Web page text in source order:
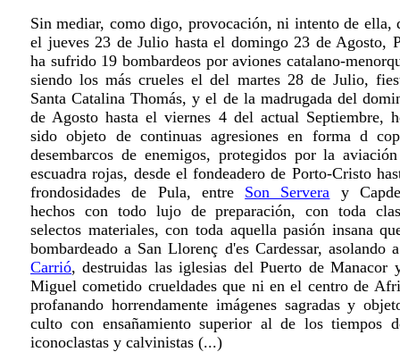
Sin mediar, como digo, provocación, ni intento de ella,
el jueves 23 de Julio hasta el domingo 23 de Agosto,
ha sufrido 19 bombardeos por aviones catalano-
siendo los más crueles el del martes 28 de Julio,
Santa Catalina Thomás, y el de la madrugada del
de Agosto hasta el viernes 4 del actual Septiembre,
sido objeto de continuas agresiones en forma d
desembarcos de enemigos, protegidos por la
escuadra rojas, desde el fondeadero de Porto-Cristo
frondosidades de Pula, entre Son Servera y
hechos con todo lujo de preparación, con toda
selectos materiales, con toda aquella pasión insana
bombardeado a San Llorenç d'es Cardessar, asolando
Carrió, destruidas las iglesias del Puerto de Manacor
Miguel cometido crueldades que ni en el centro de
profanando horrendamente imágenes sagradas y
culto con ensañamiento superior al de los tiempos
iconoclastas y calvinistas (...)